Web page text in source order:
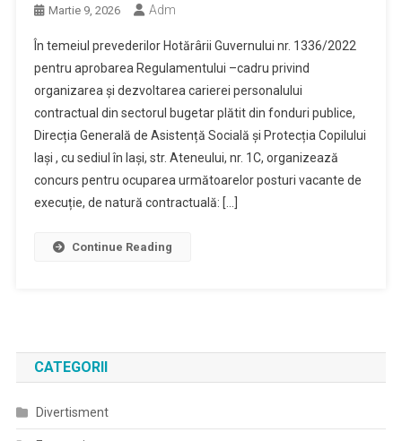
Martie 9, 2026 Adm
În temeiul prevederilor Hotărârii Guvernului nr. 1336/2022
pentru aprobarea Regulamentului –cadru privind
organizarea și dezvoltarea carierei personalului
contractual din sectorul bugetar plătit din fonduri publice,
Direcția Generală de Asistență Socială și Protecția Copilului
Iași , cu sediul în Iași, str. Ateneului, nr. 1C, organizează
concurs pentru ocuparea următoarelor posturi vacante de
execuție, de natură contractuală: […]
Continue Reading
CATEGORII
Divertisment